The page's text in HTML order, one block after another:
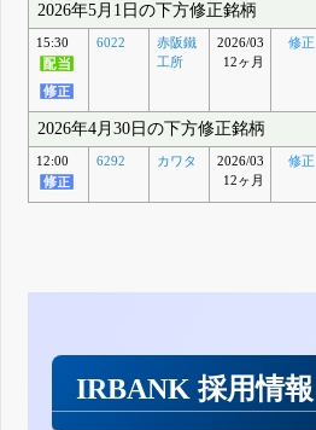
2026年5月1日の下方修正銘柄
15:30 6022
赤阪鐵
工所
2026/03
12ヶ月
修正
2026年4月30日の下方修正銘柄
12:00 6292 カワタ
2026/03
12ヶ月
修正
IRBANK 採用情報